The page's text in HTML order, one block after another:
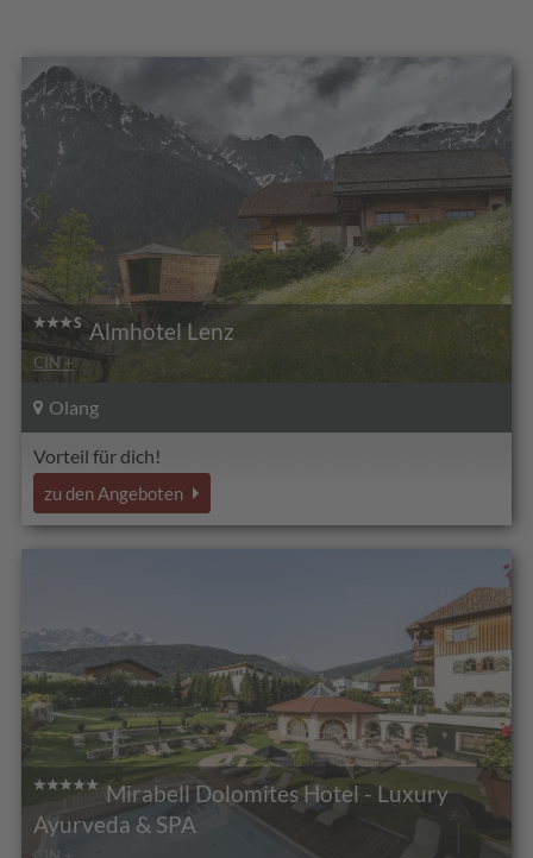
Almhotel Lenz
CIN +
Olang
Vorteil für dich!
zu den Angeboten
Mirabell Dolomites Hotel - Luxury
Ayurveda & SPA